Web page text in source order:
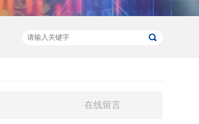
在线留言